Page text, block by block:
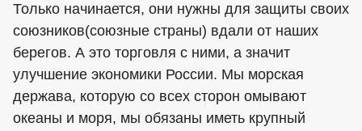
Только начинается, они нужны для защиты своих
союзников(союзные страны) вдали от наших
берегов. А это торговля с ними, а значит
улучшение экономики России. Мы морская
держава, которую со всех сторон омывают
океаны и моря, мы обязаны иметь крупный